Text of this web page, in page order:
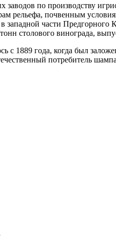
заводов по производству
рельефа, почвенным
части
столового винограда,
с 1889 года, когда был
потребитель